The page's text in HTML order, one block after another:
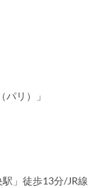
リ）」
」徒歩13分/JR線